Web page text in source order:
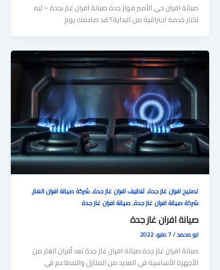
صيانة افران حي الأمير فواز جدة صيانة افران غاز بجدة – ليه
تختار خدمة احترافية من البداية؟ قد صادفك يوم
تصليح افران غاز جدة,تنظيف افران غاز جدة,شركة صيانة افران الغاز,
شركة صيانة افران غاز جدة,صيانة افران غاز جدة
صيانة افران غاز جدة
ابو محمد/7 مايو، 2022
صيانة افران غاز جدة صيانة افران غاز جدة تعد أفران الغاز من
الأجهزة الأساسية في العديد من المنازل والمطاعم في